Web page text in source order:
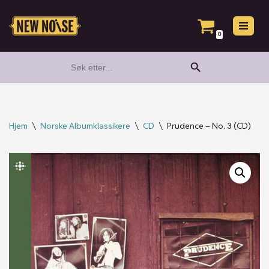
Hopp
0
for:
Search Button
Hjem \ Norske Albumklassikere \ CD \ Prudence – No. 3 (CD)